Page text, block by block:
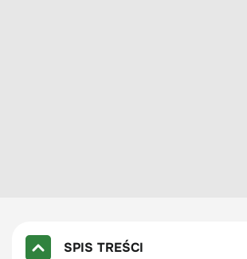
SPIS TREŚCI